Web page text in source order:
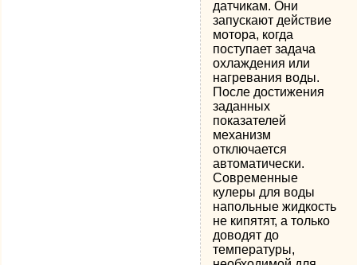
датчикам. Они
запускают действие
мотора, когда
поступает задача
охлаждения или
нагревания воды.
После достижения
заданных
показателей
механизм
отключается
автоматически.
Современные
кулеры для воды
напольные жидкость
не кипятят, а только
доводят до
температуры,